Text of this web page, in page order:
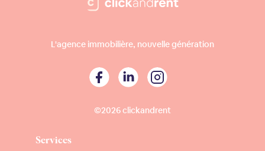
L'agence immobilière, nouvelle génération
©2026 clickandrent
Services